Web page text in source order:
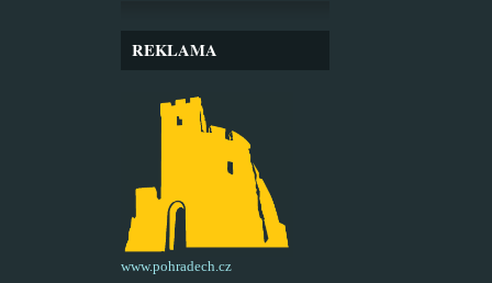
REKLAMA
www.pohradech.cz